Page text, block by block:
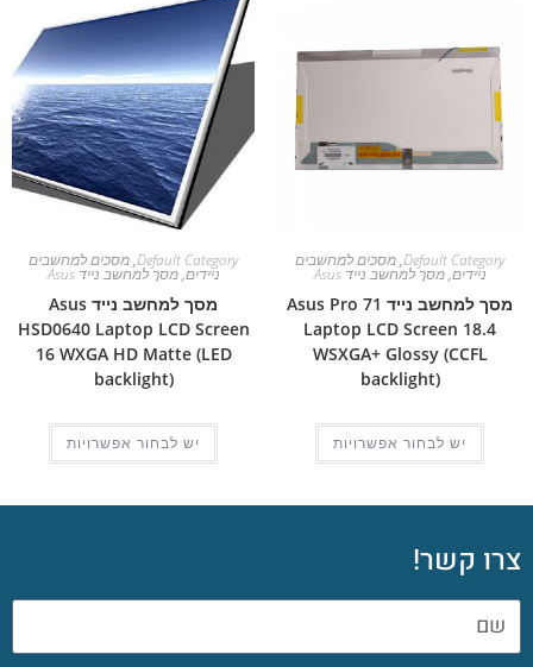
Default Category
,מסכים למחשבים
ניידים,מסך למחשב נייד Asus
מסך למחשב נייד Asus Pro 71
Laptop LCD Screen 18.4
WSXGA+ Glossy (CCFL
backlight)
יש לבחור אפשרויות
Default Category
,מסכים למחשבים
ניידים,מסך למחשב נייד Asus
מסך למחשב נייד Asus
HSD0640 Laptop LCD Screen
16 WXGA HD Matte (LED
backlight)
יש לבחור אפשרויות
צרו קשר!